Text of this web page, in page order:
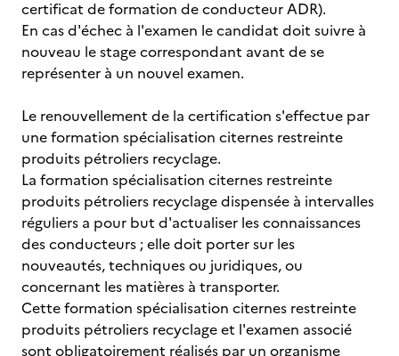
certificat de formation de conducteur ADR).
En cas d'échec à l'examen le candidat doit suivre à
nouveau le stage correspondant avant de se
représenter à un nouvel examen.
Le renouvellement de la certification s'effectue par
une formation spécialisation citernes restreinte
produits pétroliers recyclage.
La formation spécialisation citernes restreinte
produits pétroliers recyclage dispensée à intervalles
réguliers a pour but d'actualiser les connaissances
des conducteurs ; elle doit porter sur les
nouveautés, techniques ou juridiques, ou
concernant les matières à transporter.
Cette formation spécialisation citernes restreinte
produits pétroliers recyclage et l'examen associé
sont obligatoirement réalisés par un organisme